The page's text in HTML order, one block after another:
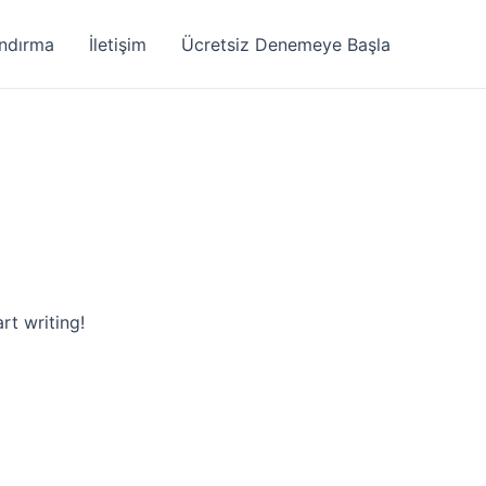
İletişim Ücretsiz Denemeye Başla
writing!